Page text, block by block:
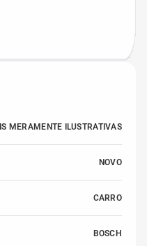
MERAMENTE ILUSTRATIVAS
NOVO
CARRO
BOSCH